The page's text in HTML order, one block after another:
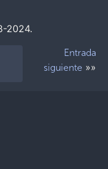
2024.
Entrada
siguiente »»